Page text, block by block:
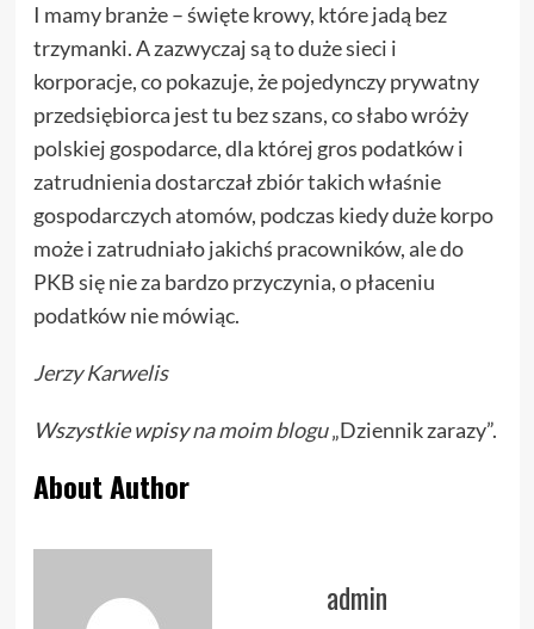
I mamy branże – święte krowy, które jadą bez
trzymanki. A zazwyczaj są to duże sieci i
korporacje, co pokazuje, że pojedynczy prywatny
przedsiębiorca jest tu bez szans, co słabo wróży
polskiej gospodarce, dla której gros podatków i
zatrudnienia dostarczał zbiór takich właśnie
gospodarczych atomów, podczas kiedy duże korpo
może i zatrudniało jakichś pracowników, ale do
PKB się nie za bardzo przyczynia, o płaceniu
podatków nie mówiąc.
Jerzy Karwelis
Wszystkie wpisyna moim blogu„Dziennik zarazy”.
About Author
admin